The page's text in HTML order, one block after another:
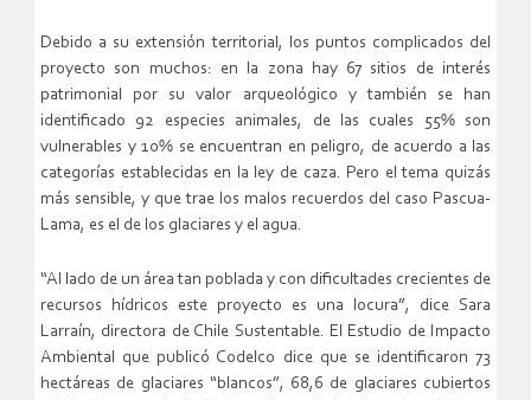
Debido a su extensión territorial, los puntos complicados del
proyecto son muchos: en la zona hay 67 sitios de interés
patrimonial por su valor arqueológico y también se han
identificado 92 especies animales, de las cuales 55% son
vulnerables y 10% se encuentran en peligro, de acuerdo a las
categorías establecidas en la ley de caza. Pero el tema quizás
más sensible, y que trae los malos recuerdos del caso Pascua-
Lama, es el de los glaciares y el agua.
“Al lado de un área tan poblada y con dificultades crecientes de
recursos hídricos este proyecto es una locura”, dice Sara
Larraín, directora de Chile Sustentable. El Estudio de Impacto
Ambiental que publicó Codelco dice que se identificaron 73
hectáreas de glaciares “blancos”, 68,6 de glaciares cubiertos